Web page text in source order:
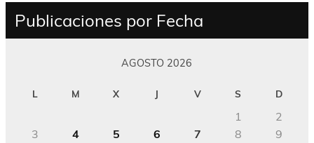
Publicaciones por Fecha
AGOSTO 2026
L M X J V S D
1
2
3
4 5 6 7 8
9